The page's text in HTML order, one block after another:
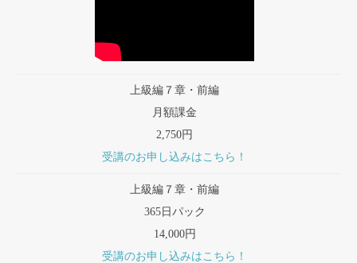
上級編７章・前編
月額課金
2,750円
受講のお申し込みはこちら！
上級編７章・前編
365日パック
14,000円
受講のお申し込みはこちら！